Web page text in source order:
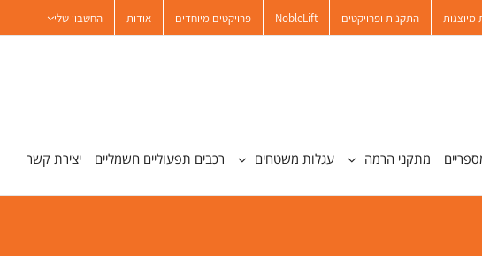
מיוצגות התקנות ופרויקטים NobleLift פרויקטים מיוחדים אודות החשבון שלי
מתקני הרמה עגלות משטחים רכבים תפעוליים חשמליים יצירת קשר